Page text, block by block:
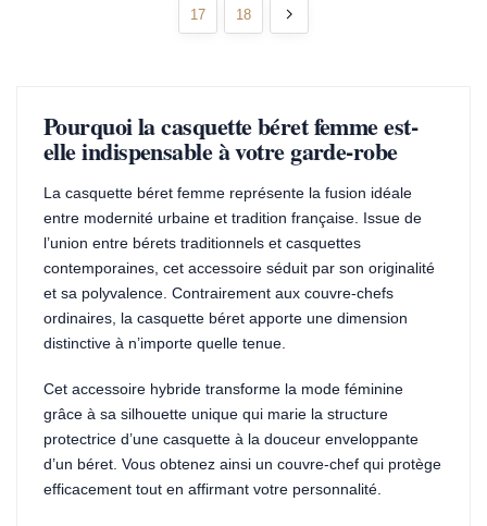
17 18
Pourquoi la casquette béret femme est-
elle indispensable à votre garde-robe
La casquette béret femme représente la fusion idéale
entre modernité urbaine et tradition française. Issue de
l’union entre bérets traditionnels et casquettes
contemporaines, cet accessoire séduit par son originalité
et sa polyvalence. Contrairement aux couvre-chefs
ordinaires, la casquette béret apporte une dimension
distinctive à n’importe quelle tenue.
Cet accessoire hybride transforme la mode féminine
grâce à sa silhouette unique qui marie la structure
protectrice d’une casquette à la douceur enveloppante
d’un béret. Vous obtenez ainsi un couvre-chef qui protège
efficacement tout en affirmant votre personnalité.